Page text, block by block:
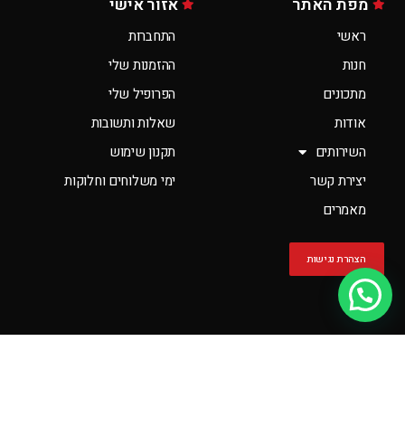
מפת האתר
ראשי
חנות
מתכונים
אודות
השירותים
יצירת קשר
מאמרים
הצהרת נגישות
אזור אישי
התחברות
ההזמנות שלי
הפרופיל שלי
שאלות ותשובות
תקנון שימוש
ימי משלוחים וחלוקות